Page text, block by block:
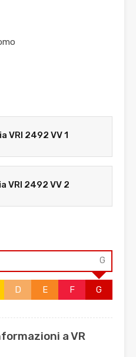
VRI 2492 VV 1
VRI 2492 VV 2
G
D E F G
a VR